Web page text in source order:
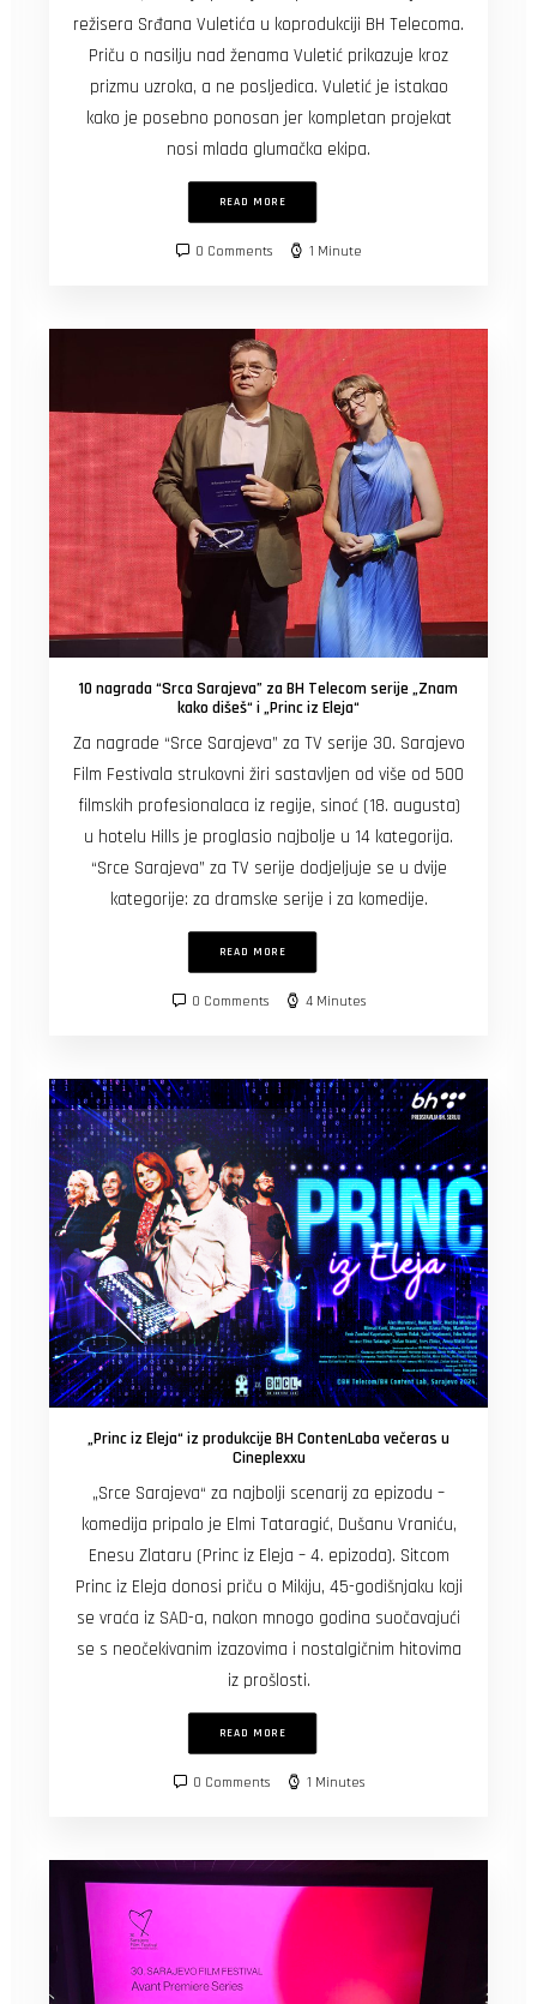
režisera Srđana Vuletića u koprodukciji BH Telecoma.
Priču o nasilju nad ženama Vuletić prikazuje kroz
prizmu uzroka, a ne posljedica. Vuletić je istakao
kako je posebno ponosan jer kompletan projekat
nosi mlada glumačka ekipa.
READ MORE
0 Comments 1 Minute
10 nagrada “Srca Sarajeva” za BH Telecom serije „Znam
kako dišeš“ i „Princ iz Eleja“
Za nagrade “Srce Sarajeva” za TV serije 30. Sarajevo
Film Festivala strukovni žiri sastavljen od više od 500
filmskih profesionalaca iz regije, sinoć (18. augusta)
u hotelu Hills je proglasio najbolje u 14 kategorija.
“Srce Sarajeva” za TV serije dodjeljuje se u dvije
kategorije: za dramske serije i za komedije.
READ MORE
0 Comments 4 Minutes
„Princ iz Eleja“ iz produkcije BH ContenLaba večeras u
Cineplexxu
„Srce Sarajeva“ za najbolji scenarij za epizodu –
komedija pripalo je Elmi Tataragić, Dušanu Vraniću,
Enesu Zlataru (Princ iz Eleja – 4. epizoda). Sitcom
Princ iz Eleja donosi priču o Mikiju, 45-godišnjaku koji
se vraća iz SAD-a, nakon mnogo godina suočavajući
se s neočekivanim izazovima i nostalgičnim hitovima
iz prošlosti.
READ MORE
0 Comments 1 Minutes